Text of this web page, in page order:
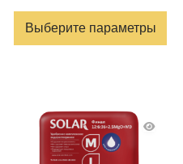
цен:
8.00
Выберите параметры
имеет
несколько
вариантов.